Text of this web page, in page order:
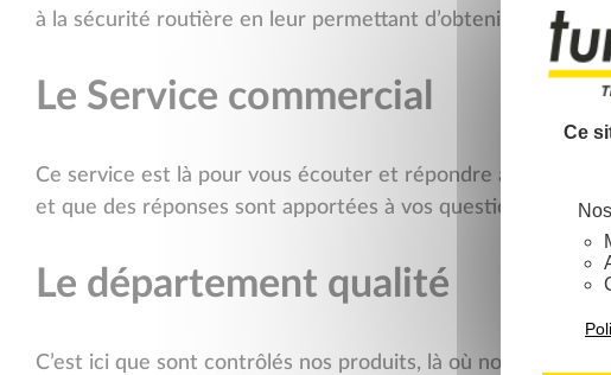
Ce
à la sécurité routière en leur permettant d’obtenir des
Le Service commercial
Ce service est là pour vous écouter et répondre à vos
et que des réponses sont apportées à vos questions. En
Le département qualité
C’est ici que sont contrôlés nos produits, là où nous nous